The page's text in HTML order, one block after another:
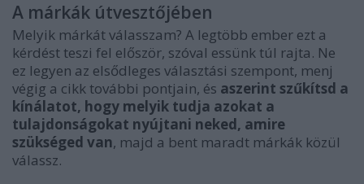
A márkák útvesztőjében
Melyik márkát válasszam? A legtöbb ember ezt a
kérdést teszi fel először, szóval essünk túl rajta. Ne
ez legyen az elsődleges választási szempont, menj
végig a cikk további pontjain, és aszerint szűkítsd a
kínálatot, hogy melyik tudja azokat a
tulajdonságokat nyújtani neked, amire
szükséged van, majd a bent maradt márkák közül
válassz.